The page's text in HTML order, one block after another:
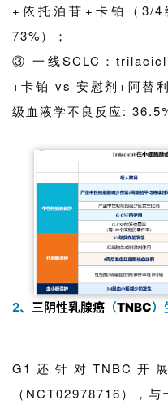
+依托泊苷+卡铂（3/
73%）；
③ 一线SCLC：
+卡铂 vs 安慰剂+阿替
级血液学不良反应:
2、 三阴性乳腺癌 （TNBC）
G1还针对TNBC开
（NCT02978716），与